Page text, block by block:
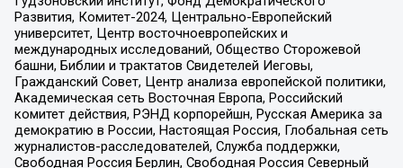
Развития, Комитет-2024, Центрально-Европейский
университет, Центр восточноевропейских и
международных исследований, Общество Сторожевой
башни, Библии и трактатов Свидетелей Иеговы,
Гражданский Совет, Центр анализа европейской политики,
Академическая сеть Восточная Европа, Российский
комитет действия, РЭНД корпорейшн, Русская Америка за
демократию в России, Настоящая Россия, Глобальная сеть
журналистов-расследователей, Служба поддержки,
Свободная Россия Берлин, Свободная Россия Северный